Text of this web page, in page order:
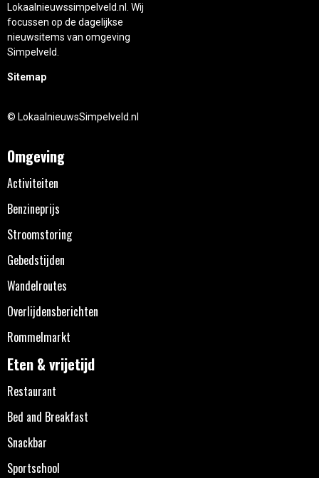
Lokaalnieuwssimpelveld.nl. Wij
focussen op de dagelijkse
nieuwsitems van omgeving
Simpelveld.
Sitemap
© LokaalnieuwsSimpelveld.nl
Omgeving
Activiteiten
Benzineprijs
Stroomstoring
Gebedstijden
Wandelroutes
Overlijdensberichten
Rommelmarkt
Eten & vrijetijd
Restaurant
Bed and Breakfast
Snackbar
Sportschool